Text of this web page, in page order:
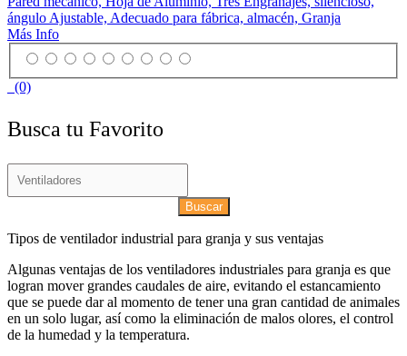
ángulo Ajustable, Adecuado para fábrica, almacén, Granja
Más Info
(0)
Busca tu Favorito
Buscar
Tipos de ventilador industrial para granja y sus ventajas
Algunas ventajas de los ventiladores industriales para granja es que
logran mover grandes caudales de aire, evitando el estancamiento
que se puede dar al momento de tener una gran cantidad de animales
en un solo lugar, así como la eliminación de malos olores, el control
de la humedad y la temperatura.